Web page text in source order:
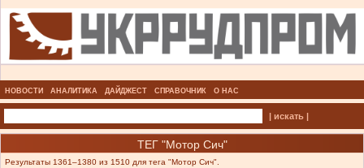
НОВОСТИ АНАЛИТИКА ДАЙДЖЕСТ СПРАВОЧНИК О НАС
| искать |
ТЕГ "Мотор Сич"
Результаты 1361–1380 из 1510 для тега "Мотор Сич".